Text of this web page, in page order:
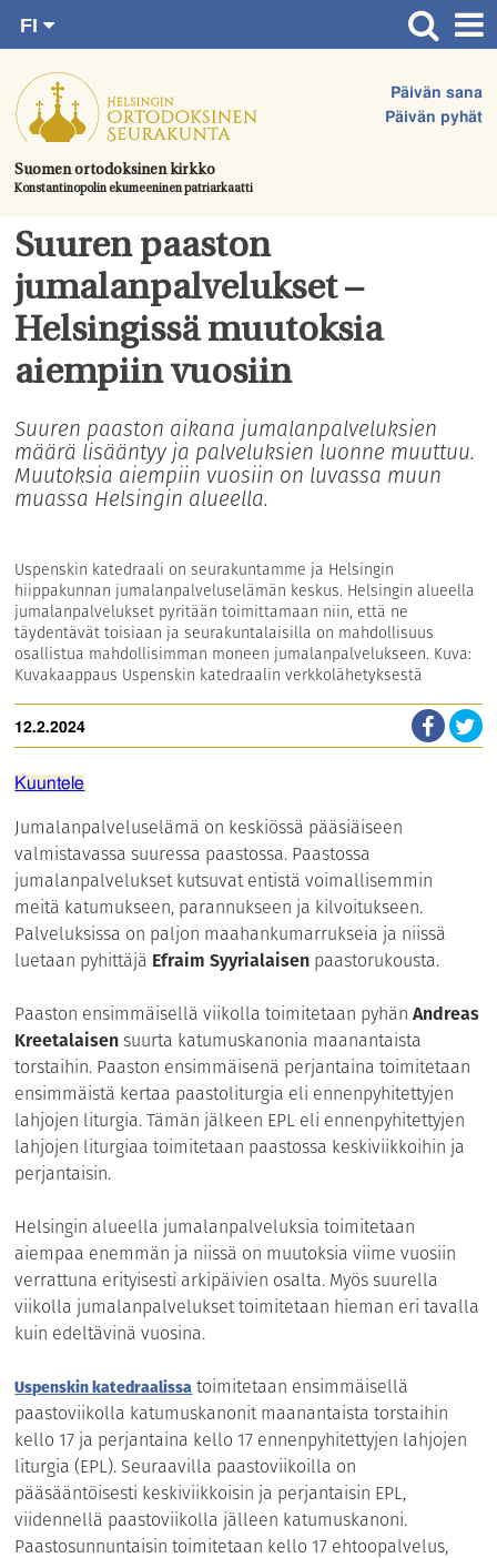
suoraan
sisältöön.
Suomen ortodoksinen kirkko
Konstantinopolin ekumeeninen patriarkaatti
Päivän sana
Päivän pyhät
FI
SV
EN
UA
Etusivu
Ajankohtaista
Juhlat & toimitukset
Kirkot
Apua & tukea
Tule mukaan
Hautausmaa
Suuren paaston
jumalanpalvelukset –
Helsingissä muutoksia
aiempiin vuosiin
Suuren paaston aikana jumalanpalveluksien
määrä lisääntyy ja palveluksien luonne muuttuu.
Muutoksia aiempiin vuosiin on luvassa muun
muassa Helsingin alueella.
Uspenskin katedraali on seurakuntamme ja Helsingin
hiippakunnan jumalanpalveluselämän keskus. Helsingin alueella
jumalanpalvelukset pyritään toimittamaan niin, että ne
täydentävät toisiaan ja seurakuntalaisilla on mahdollisuus
osallistua mahdollisimman moneen jumalanpalvelukseen. Kuva:
Kuvakaappaus Uspenskin katedraalin verkkolähetyksestä
12.2.2024
Kuuntele
Jumalanpalveluselämä on keskiössä pääsiäiseen
valmistavassa suuressa paastossa. Paastossa
jumalanpalvelukset kutsuvat entistä voimallisemmin
meitä katumukseen, parannukseen ja kilvoitukseen.
Palveluksissa on paljon maahankumarrukseia ja niissä
luetaan pyhittäjä Efraim Syyrialaisen paastorukousta.
Paaston ensimmäisellä viikolla toimitetaan pyhänAndreas
Kreetalaisensuurta katumuskanonia maanantaista
torstaihin. Paaston ensimmäisenä perjantaina toimitetaan
ensimmäistä kertaa paastoliturgia eli ennenpyhitettyjen
lahjojen liturgia. Tämän jälkeen EPL eli ennenpyhitettyjen
lahjojen liturgiaa toimitetaan paastossa keskiviikkoihin ja
perjantaisin.
Helsingin alueella jumalanpalveluksia toimitetaan
aiempaa enemmän ja niissä on muutoksia viime vuosiin
verrattuna erityisesti arkipäivien osalta. Myös suurella
viikolla jumalanpalvelukset toimitetaan hieman eri tavalla
kuin edeltävinä vuosina.
Uspenskin katedraalissa toimitetaan ensimmäisellä
paastoviikolla katumuskanonit maanantaista torstaihin
kello 17 ja perjantaina kello 17 ennenpyhitettyjen lahjojen
liturgia (EPL). Seuraavilla paastoviikoilla on
pääsääntöisesti keskiviikkoisin ja perjantaisin EPL,
viidennellä paastoviikolla jälleen katumuskanoni.
Paastosunnuntaisin toimitetaan kello 17 ehtoopalvelus,